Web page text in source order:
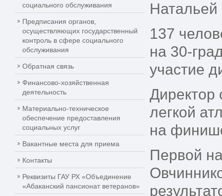
социального обслуживания
Предписания органов,
осуществляющих государственный
контроль в сфере социального
обслуживания
Обратная связь
Финансово-хозяйственная
деятельность
Материально-техническое
обеспечение предоставления
социальных услуг
Вакантные места для приема
Контакты
Реквизиты ГАУ РХ «Объединение
«Абаканский пансионат ветеранов»
Натальей
137
на 30-
участие
Директор
легкой
на
Первой